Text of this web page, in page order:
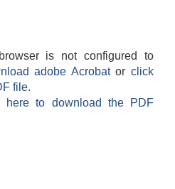
is not configured to
adobe Acrobatorclick
file.
here to download the PDF